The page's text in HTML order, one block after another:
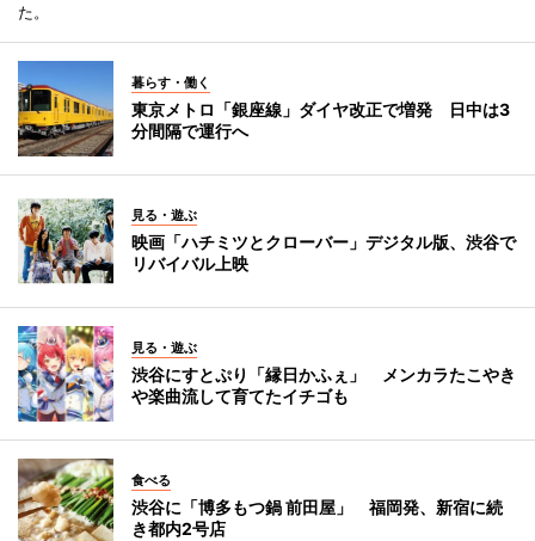
た。
暮らす・働く
東京メトロ「銀座線」ダイヤ改正で増発 日中は3
分間隔で運行へ
見る・遊ぶ
映画「ハチミツとクローバー」デジタル版、渋谷で
リバイバル上映
見る・遊ぶ
渋谷にすとぷり「縁日かふぇ」 メンカラたこやき
や楽曲流して育てたイチゴも
食べる
渋谷に「博多もつ鍋 前田屋」 福岡発、新宿に続
き都内2号店